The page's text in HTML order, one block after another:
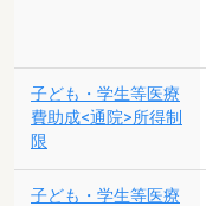
子ども・学生等医療
費助成<通院>所得制
限
子ども・学生等医療